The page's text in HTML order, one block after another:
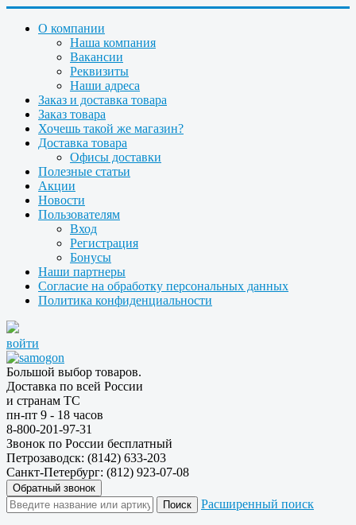
О компании
Наша компания
Вакансии
Реквизиты
Наши адреса
Заказ и доставка товара
Заказ товара
Хочешь такой же магазин?
Доставка товара
Офисы доставки
Полезные статьи
Акции
Новости
Пользователям
Вход
Регистрация
Бонусы
Наши партнеры
Согласие на обработку персональных данных
Политика конфиденциальности
войти
Большой выбор товаров.
Доставка по всей России
и странам ТС
пн-пт 9 - 18 часов
8-800-201-97-31
Звонок по России бесплатный
Петрозаводск: (8142) 633-203
Санкт-Петербург: (812) 923-07-08
Обратный звонок
Расширенный поиск